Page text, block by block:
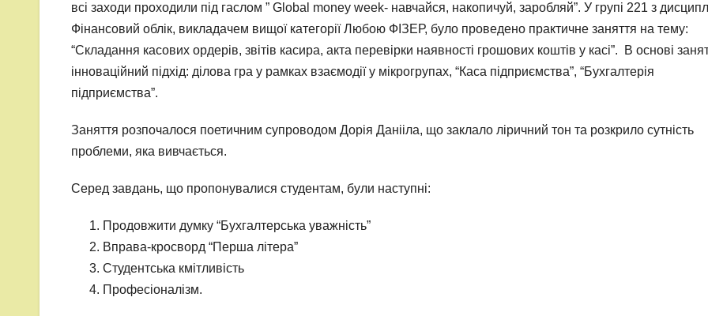
всі заходи проходили під гаслом ” Global money week- навчайся, накопичуй, заробляй”. У групі 221 з
Фінансовий облік, викладачем вищої категорії Любою ФІЗЕР, було проведено практичне заняття на тему:
“Складання касових ордерів, звітів касира, акта перевірки наявності грошових коштів у касі”. В основі
інноваційний підхід: ділова гра у рамках взаємодії у мікрогрупах, “Каса підприємства”, “Бухгалтерія
підприємства”.
Заняття розпочалося поетичним супроводом Дорія Данііла, що заклало ліричний тон та розкрило сутність
проблеми, яка вивчається.
Серед завдань, що пропонувалися студентам, були наступні:
Продовжити думку “Бухгалтерська уважність”
Вправа-кросворд “Перша літера”
Студентська кмітливість
Професіоналізм.